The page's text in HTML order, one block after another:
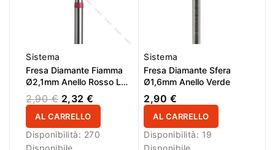
Sistema
Fresa Diamante Fiamma
Ø2,1mm Anello Rosso LL
8,0mm
2,90 € 2,32 €
AL CARRELLO
Disponibilità: 270
Disponibile
Sistema
Fresa Diamante Sfera
Ø1,6mm Anello Verde
2,90 €
AL CARRELLO
Disponibilità: 19
Disponibile